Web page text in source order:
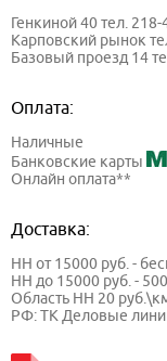
Генкиной 40 тел. 218-
Карповский рынок
Базовый проезд 14
Оплата:
Наличные
Банковские карты
Онлайн оплата**
Доставка:
НН от 15000 руб. -
НН до 15000 руб. -
Область НН 20
РФ: ТК Деловые